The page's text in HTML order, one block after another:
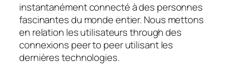
instantanément connecté à des personnes
fascinantes du monde entier. Nous mettons
en relation les utilisateurs through des
connexions peer to peer utilisant les
dernières technologies.